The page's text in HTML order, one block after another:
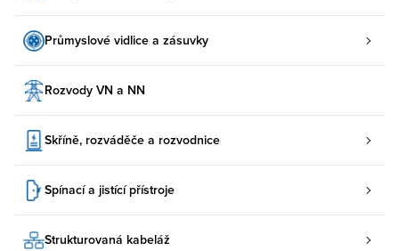
Průmyslové vidlice a zásuvky
Rozvody VN a NN
Skříně, rozváděče a rozvodnice
Spínací a jistící přístroje
Strukturovaná kabeláž